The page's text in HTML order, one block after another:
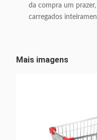
da compra um
carregados
Mais imagens